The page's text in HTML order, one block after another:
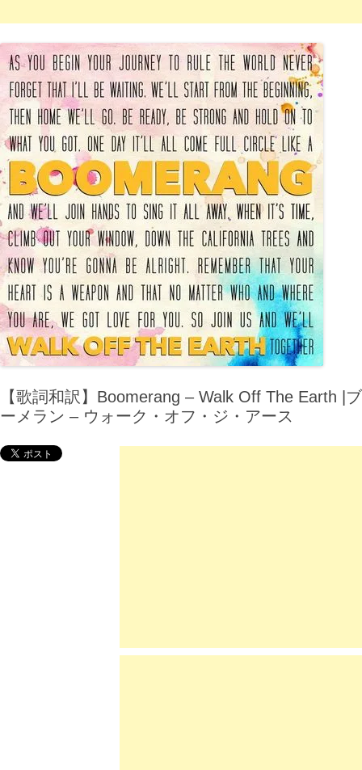
【歌詞和訳】Boomerang – Walk Off The Earth |ブ
ーメラン – ウォーク・オフ・ジ・アース